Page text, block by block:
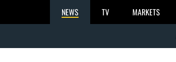
NEWS TV MARKETS